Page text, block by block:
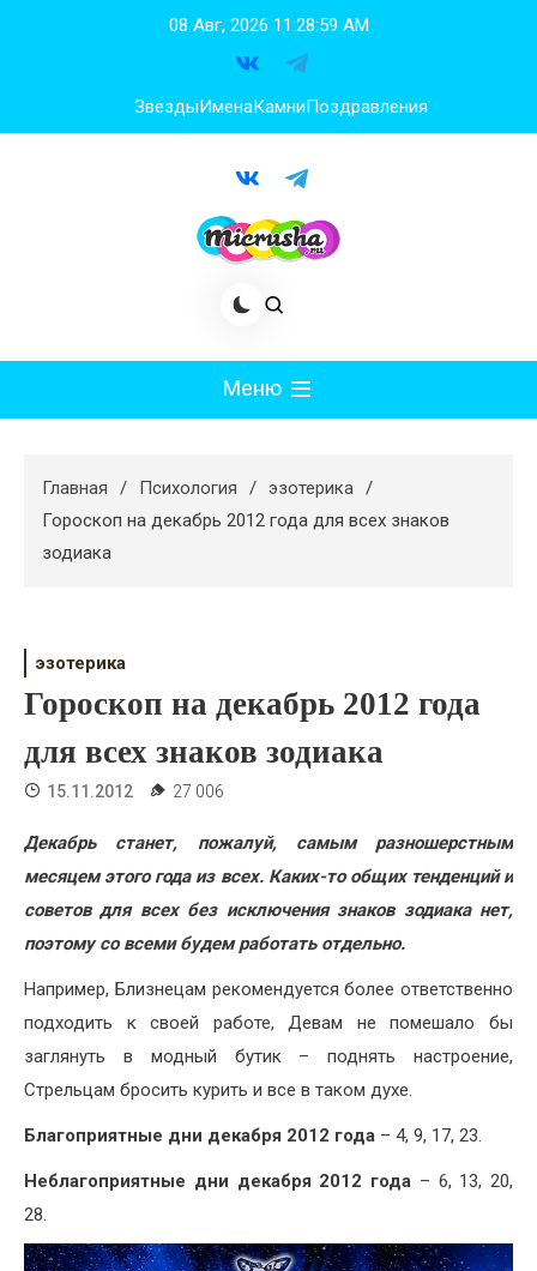
08 Авг, 2026 11:29:00 AM
ЗвездыИменаКамниПоздравления
Меню
Худеем
Дом
Жизнь
Хобби
Красота
Недвижимость
Главная Психология
эзотерика
Гороскоп на декабрь 2012 года для всех знаков
зодиака
эзотерика
Гороскоп на декабрь 2012 года
для всех знаков зодиака
15.11.2012 27 006
Декабрь станет, пожалуй, самым разношерстным
месяцем этого года из всех. Каких-то общих тенденций и
советов для всех без исключения знаков зодиака нет,
поэтому со всеми будем работать отдельно.
Например, Близнецам рекомендуется более ответственно
подходить к своей работе, Девам не помешало бы
заглянуть в модный бутик – поднять настроение,
Стрельцам бросить курить и все в таком духе.
Благоприятные дни декабря 2012 года – 4, 9, 17, 23.
Неблагоприятные дни декабря 2012 года – 6, 13, 20,
28.